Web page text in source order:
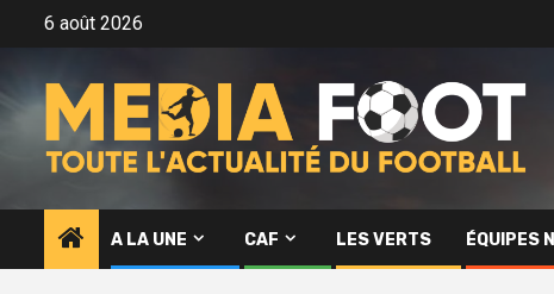
6 août 2026
A LA UNE CAF LES VERTS ÉQUIPES